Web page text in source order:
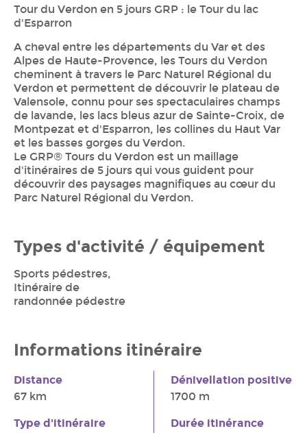
Tour du Verdon en 5 jours GRP : le Tour du lac
d'Esparron
A cheval entre les départements du Var et des
Alpes de Haute-Provence, les Tours du Verdon
cheminent à travers le Parc Naturel Régional du
Verdon et permettent de découvrir le plateau de
Valensole, connu pour ses spectaculaires champs
de lavande, les lacs bleus azur de Sainte-Croix, de
Montpezat et d'Esparron, les collines du Haut Var
et les basses gorges du Verdon.
Le GRP® Tours du Verdon est un maillage
d'itinéraires de 5 jours qui vous guident pour
découvrir des paysages magnifiques au cœur du
Parc Naturel Régional du Verdon.
Types d'activité / équipement
Sports pédestres,
Itinéraire de
randonnée pédestre
Informations itinéraire
Distance
67 km
Type d'itinéraire
Dénivellation positive
1700 m
Durée itinérance